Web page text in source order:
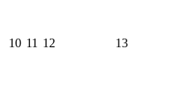
10 11 12 13